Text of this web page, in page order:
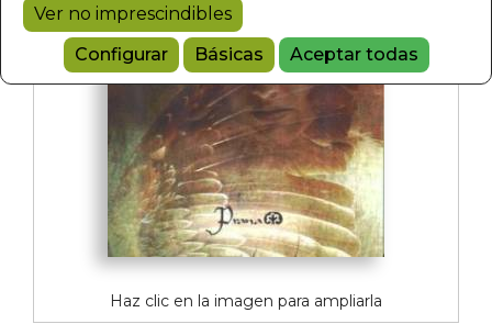
Ver no imprescindibles
Configurar
Básicas Aceptar todas
Haz clic en la imagen para ampliarla